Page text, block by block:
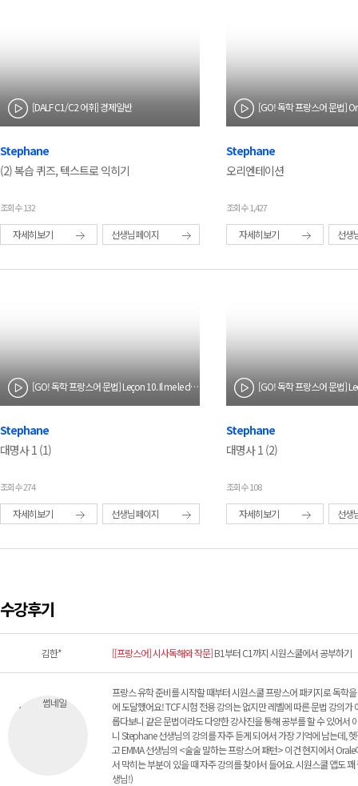
[DALF C1/C2 어휘] 경제일반
Stephane
(2) 복습 퀴즈, 텍스트로 익히기
조회수 132
자세히보기 선생님페이지
[GO! 독학 프랑스어 문법]
Stephane
오리엔테이션
조회수 1,427
자세히보기 선생
[GO! 독학 프랑스어 문법] Leçon 10. Il me le donne.
Stephane
대명사 1 (1)
조회수 274
자세히보기 선생님페이지
Stephane
대명사 1 (2)
조회수 108
자세히보기 선생
수강후기
김한* [[프랑스어] 시사독해와 작문]B1부터 C1까지 시원스쿨에서 공부하기
프랑스 유학 준비를 시작할 때부터 시원스쿨 프랑스어 패키지로 독학
에 도달했어요! TCF 시험 전용 강의는 없지만 레벨에 따른 문법 강의
롭다보니 같은 문법이라도 다양한 강사진을 통해 공부를 할 수 있어서
니 Stephane 선생님의 강의를 자주 듣게 되어서 가장 기억에 남는데,
고 EMMA 선생님의 <술술 말하는 프랑스어 패턴> 이건 현지에서
서 막히는 부분이 있을 때 자주 강의를 찾아서 들어요. 시원스쿨 앱도
생님!)